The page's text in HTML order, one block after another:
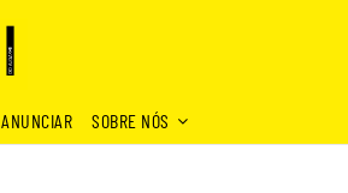
ANUNCIAR SOBRE NÓS